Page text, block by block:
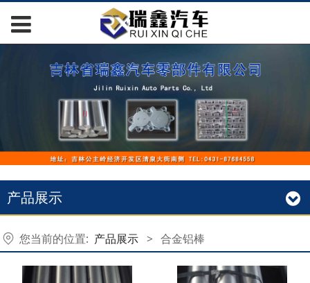
产品展示
您当前的位置: 产品展示 > 合金铝棒